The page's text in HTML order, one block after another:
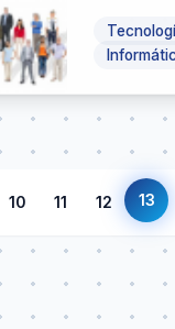
10 11 12 13